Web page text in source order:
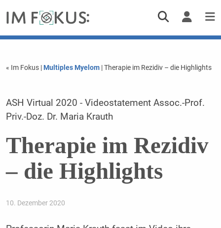
« Im Fokus | Multiples Myelom| Therapie im Rezidiv – die Highlights
ASH Virtual 2020 - Videostatement Assoc.-Prof.
Priv.-Doz. Dr. Maria Krauth
Therapie im Rezidiv
– die Highlights
10. Dezember 2020